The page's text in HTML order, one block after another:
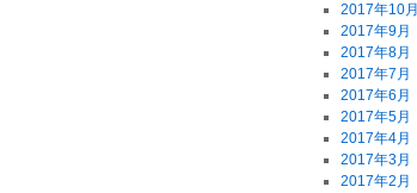
2017年10月
2017年9月
2017年8月
2017年7月
2017年6月
2017年5月
2017年4月
2017年3月
2017年2月